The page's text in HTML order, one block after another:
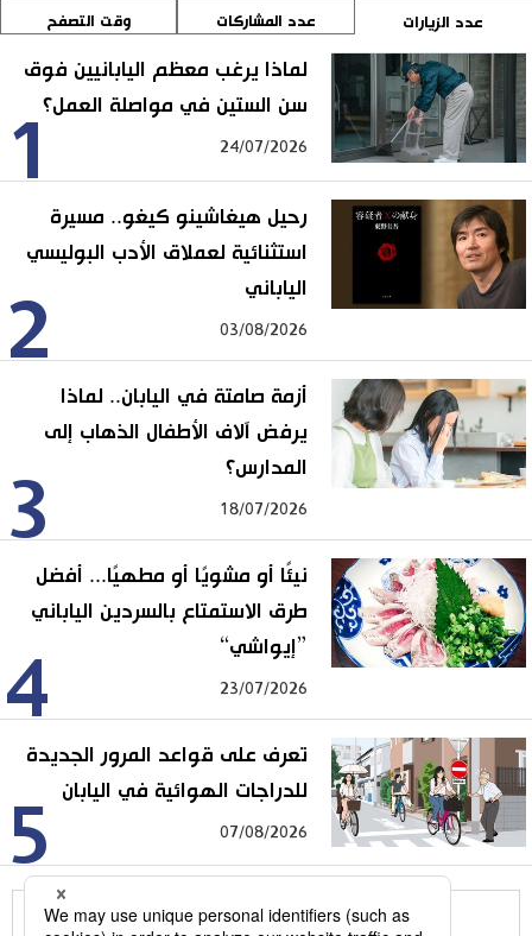
عدد الزيارات عدد المشاركات وقت التصفح
1
لماذا يرغب معظم اليابانيين فوق
سن الستين في مواصلة العمل؟
24/07/2026
2
رحيل هيغاشينو كيغو.. مسيرة
استثنائية لعملاق الأدب البوليسي
الياباني
03/08/2026
3
أزمة صامتة في اليابان.. لماذا
يرفض آلاف الأطفال الذهاب إلى
المدارس؟
18/07/2026
4
نيئًا أو مشويًا أو مطهيًا... أفضل
طرق الاستمتاع بالسردين الياباني
”إيواشي“
23/07/2026
5
تعرف على قواعد المرور الجديدة
للدراجات الهوائية في اليابان
07/08/2026
للمزيد